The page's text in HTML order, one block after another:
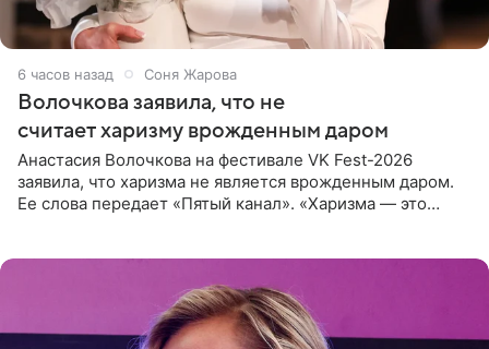
6 часов назад Соня Жарова
Волочкова заявила, что не
считает харизму врожденным даром
Анастасия Волочкова на фестивале VK Fest-2026
заявила, что харизма не является врожденным даром.
Ее слова передает «Пятый канал». «Харизма — это